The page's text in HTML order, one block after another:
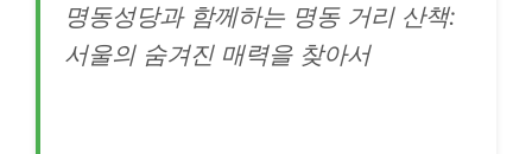
명동성당과 함께하는 명동 거리 산책:
서울의 숨겨진 매력을 찾아서